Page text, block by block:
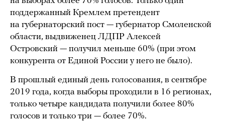
поддержанный Кремлем претендент
на губернаторский пост — губернатор Смоленской
области, выдвиженец ЛДПР Алексей
Островский — получил меньше 60% (при этом
конкурента от Единой России у него не было).
В прошлый единый день голосования, в сентябре
2019 года, когда выборы проходили в 16 регионах,
только четыре кандидата получили более 80%
голосов и только три — более 70%.